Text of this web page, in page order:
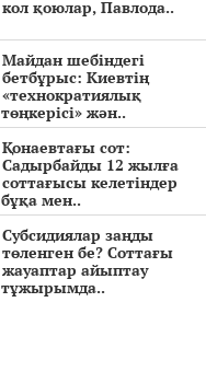
кол қоюлар, Павлода..
Майдан шебіндегі
бетбұрыс: Киевтің
«технократиялық
төңкерісі» жән..
Қонаевтағы сот:
Садырбайды 12 жылға
соттағысы келетіндер
бұқа мен..
Субсидиялар заңды
төленген бе? Соттағы
жауаптар айыптау
тұжырымда..